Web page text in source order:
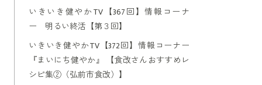
いきいき健やかTV【367回】情報コーナ
ー 明るい終活【第３回】
いきいき健やかTV【372回】情報コーナー
『まいにち健やか』 【食改さんおすすめレ
シピ集②（弘前市食改）】